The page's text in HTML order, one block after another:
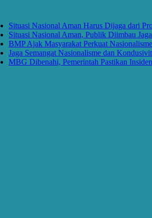
Situasi Nasional Aman Harus Dijaga dari
Situasi Nasional Aman, Publik Diimbau Jaga
BMP Ajak Masyarakat Perkuat Nasionalisme
Jaga Semangat Nasionalisme dan
MBG Dibenahi, Pemerintah Pastikan Insiden